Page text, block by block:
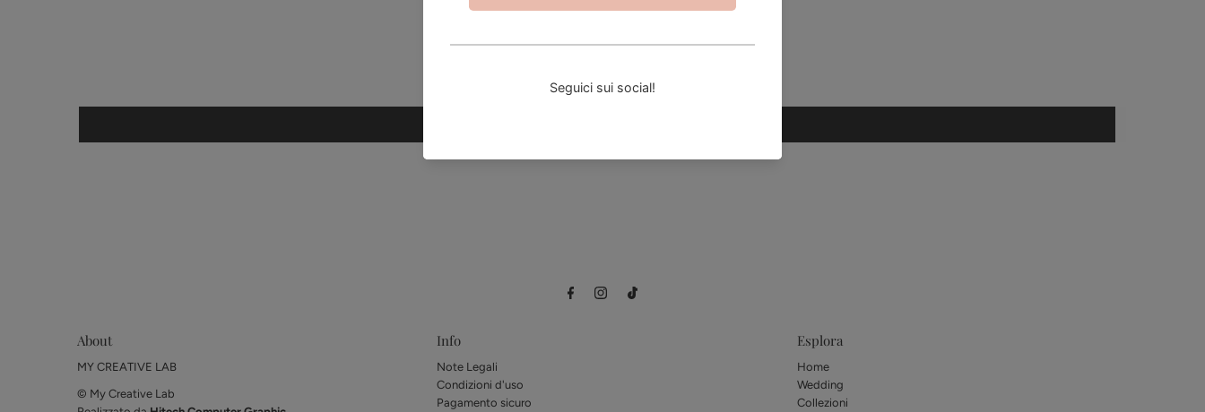
About
MY CREATIVE LAB
© My Creative Lab
Info
Note Legali
Condizioni d'uso
Pagamento sicuro
Esplora
Home
Wedding
Collezioni